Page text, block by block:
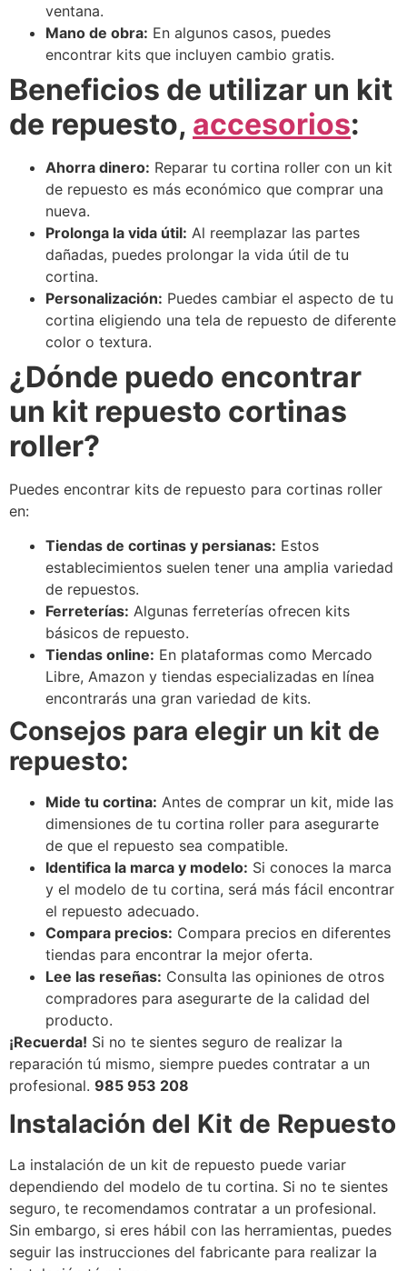
ventana.
Mano de obra: En algunos casos, puedes
encontrar kits que incluyen cambio gratis.
Beneficios de utilizar un kit
de repuesto, accesorios:
Ahorra dinero: Reparar tu cortina roller con un kit
de repuesto es más económico que comprar una
nueva.
Prolonga la vida útil: Al reemplazar las partes
dañadas, puedes prolongar la vida útil de tu
cortina.
Personalización: Puedes cambiar el aspecto de tu
cortina eligiendo una tela de repuesto de diferente
color o textura.
¿Dónde puedo encontrar
un kit repuesto cortinas
roller?
Puedes encontrar kits de repuesto para cortinas roller
en:
Tiendas de cortinas y persianas: Estos
establecimientos suelen tener una amplia variedad
de repuestos.
Ferreterías: Algunas ferreterías ofrecen kits
básicos de repuesto.
Tiendas online: En plataformas como Mercado
Libre, Amazon y tiendas especializadas en línea
encontrarás una gran variedad de kits.
Consejos para elegir un kit de
repuesto:
Mide tu cortina: Antes de comprar un kit, mide las
dimensiones de tu cortina roller para asegurarte
de que el repuesto sea compatible.
Identifica la marca y modelo: Si conoces la marca
y el modelo de tu cortina, será más fácil encontrar
el repuesto adecuado.
Compara precios: Compara precios en diferentes
tiendas para encontrar la mejor oferta.
Lee las reseñas: Consulta las opiniones de otros
compradores para asegurarte de la calidad del
producto.
¡Recuerda! Si no te sientes seguro de realizar la
reparación tú mismo, siempre puedes contratar a un
profesional. 985 953 208
Instalación del Kit de Repuesto
La instalación de un kit de repuesto puede variar
dependiendo del modelo de tu cortina. Si no te sientes
seguro, te recomendamos contratar a un profesional.
Sin embargo, si eres hábil con las herramientas, puedes
seguir las instrucciones del fabricante para realizar la